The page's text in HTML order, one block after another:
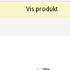
Vis produkt